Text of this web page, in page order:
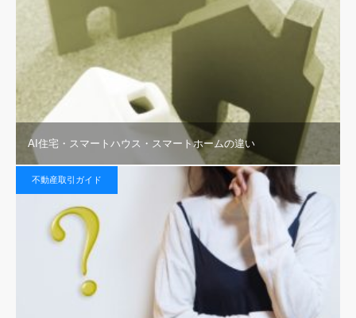
AI住宅・スマートハウス・スマートホームの違い
不動産取引ガイド